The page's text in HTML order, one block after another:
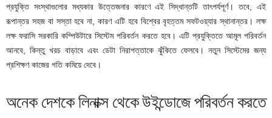
প্রযুক্তি সংস্থাগুলোর মধ্যকার উত্তেজনার কারণে এই সিদ্ধান্তটি তাৎপর্যপূর্ণ। তবে, এই
রূপান্তর সহজ বা সস্তা হবে না, কারণ এটি হবে বিশ্বের বৃহত্তম সফটওয়্যার স্থানান্তর। লক্ষ
লক্ষ ফরাসি সরকারি কম্পিউটারে সিস্টেম পরিবর্তন করতে হবে। এটি প্রযুক্তিতে আমূল পরিবর্তন
আনবে, কিন্তু খরচ বাড়াবে এবং ডেটা নিরাপত্তাকে ঝুঁকিতে ফেলবে। নতুন সিস্টেমের জন্য
প্রশিক্ষণ কাজের গতি কমিয়ে দেবে।
অনেক দেশকে লিনাক্স থেকে উইন্ডোজে পরিবর্তন করতে